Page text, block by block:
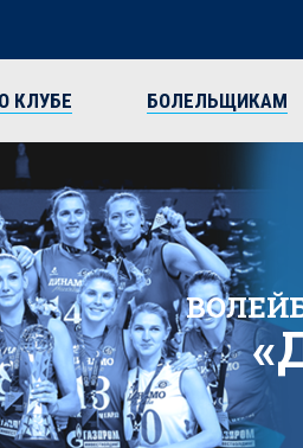
О КЛУБЕ БОЛЕЛЬЩИКАМ